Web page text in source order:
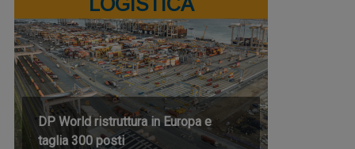
DP World ristruttura in Europa e
taglia 300 posti